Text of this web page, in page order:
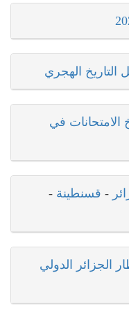
التاريخ الهجري
الامتحانات في
- قسنطينة -
الجزائر الدولي